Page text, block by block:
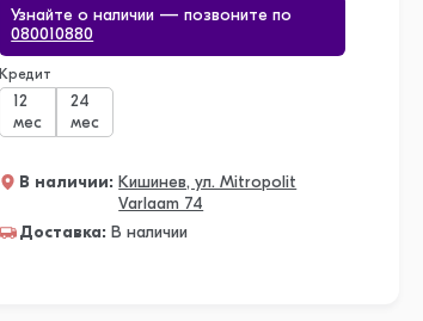
Узнайте о наличии — позвоните по
080010880
Кредит
12
мес
24
мес
В наличии: Кишинев, ул. Mitropolit
Varlaam 74
Доставка: В наличии